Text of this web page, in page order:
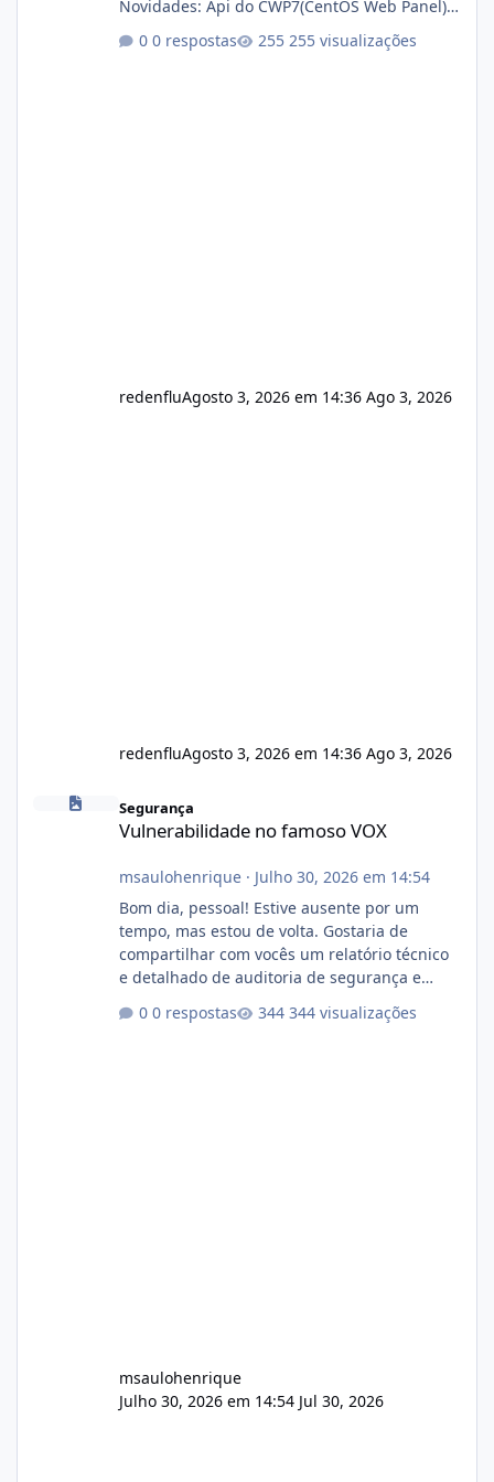
Novidades: Api do CWP7(CentOS Web Panel)
autorizado a usasr o isistem:
0 respostas 255 visualizações
redenfluAgosto 3, 2026 em 14:36 Ago 3, 2026
redenfluAgosto 3, 2026 em 14:36 Ago 3, 2026
Vulnerabilidade no famoso VOX
Segurança
Vulnerabilidade no famoso VOX
msaulohenrique· Julho 30, 2026 em 14:54
Bom dia, pessoal! Estive ausente por um
tempo, mas estou de volta. Gostaria de
compartilhar com vocês um relatório técnico
e detalhado de auditoria de segurança e
atualmente em circulação e comercialização
0 respostas 344 visualizações
msaulohenrique
Julho 30, 2026 em 14:54 Jul 30, 2026